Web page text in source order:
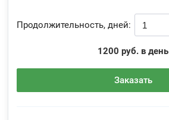
Продолжительность, дней:
1200 руб. в день
Заказать